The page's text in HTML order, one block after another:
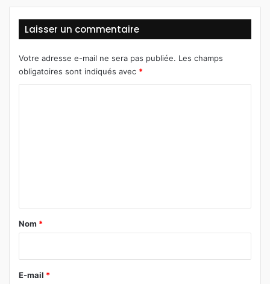
Laisser un commentaire
Votre adresse e-mail ne sera pas publiée. Les champs
obligatoires sont indiqués avec *
a
e
Nom *
E-mail *